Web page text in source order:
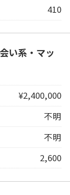
410
い系・マッ
¥2,400,000
不明
不明
2,600